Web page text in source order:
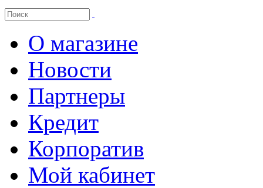
О магазине
Новости
Партнеры
Кредит
Корпоратив
Мой кабинет